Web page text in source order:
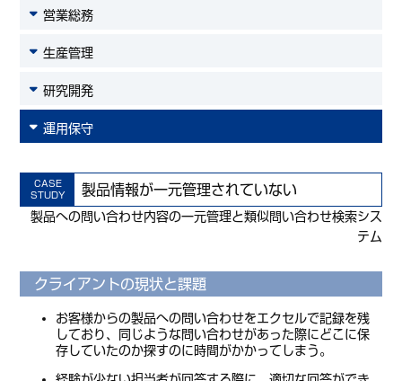
営業総務
生産管理
研究開発
運用保守
CASE
STUDY
製品情報が一元管理されていない
製品への問い合わせ内容の一元管理と類似問い合わせ検索シス
テム
クライアントの現状と課題
お客様からの製品への問い合わせをエクセルで記録を残
しており、同じような問い合わせがあった際にどこに保
存していたのか探すのに時間がかかってしまう。